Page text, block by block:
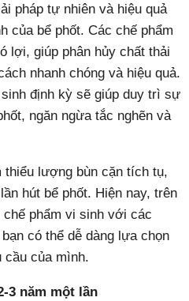
pháp tự nhiên và hiệu quả
của bể phốt. Các chế phẩm
lợi, giúp phân hủy chất thải
nhanh chóng và hiệu quả.
định kỳ sẽ giúp duy trì sự
ngăn ngừa tắc nghẽn và
thiểu lượng bùn cặn tích tụ,
hút bể phốt. Hiện nay, trên
phẩm vi sinh với các
có thể dễ dàng lựa chọn
cầu của mình.
3 năm một lần